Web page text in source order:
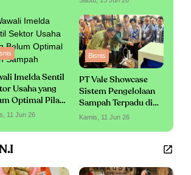
Imelda Sentil
Usaha yang
Optimal Pilah
11 Jun 26
Bisnis
PT Vale Showcase
Sistem Pengelolaan
Sampah Terpadu di
Invirotech
Kamis, 11 Jun 26